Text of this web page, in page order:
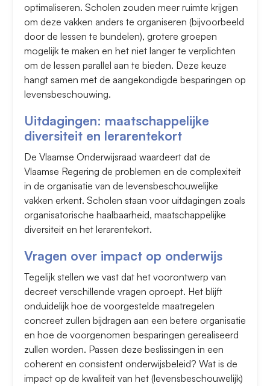
optimaliseren. Scholen zouden meer ruimte krijgen
om deze vakken anders te organiseren (bijvoorbeeld
door de lessen te bundelen), grotere groepen
mogelijk te maken en het niet langer te verplichten
om de lessen parallel aan te bieden. Deze keuze
hangt samen met de aangekondigde besparingen op
levensbeschouwing.
Uitdagingen: maatschappelijke
diversiteit en lerarentekort
De Vlaamse Onderwijsraad waardeert dat de
Vlaamse Regering de problemen en de complexiteit
in de organisatie van de levensbeschouwelijke
vakken erkent. Scholen staan voor uitdagingen zoals
organisatorische haalbaarheid, maatschappelijke
diversiteit en het lerarentekort.
Vragen over impact op onderwijs
Tegelijk stellen we vast dat het voorontwerp van
decreet verschillende vragen oproept. Het blijft
onduidelijk hoe de voorgestelde maatregelen
concreet zullen bijdragen aan een betere organisatie
en hoe de voorgenomen besparingen gerealiseerd
zullen worden. Passen deze beslissingen in een
coherent en consistent onderwijsbeleid? Wat is de
impact op de kwaliteit van het (levensbeschouwelijk)